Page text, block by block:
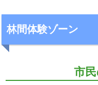
林間体験ゾーン
市